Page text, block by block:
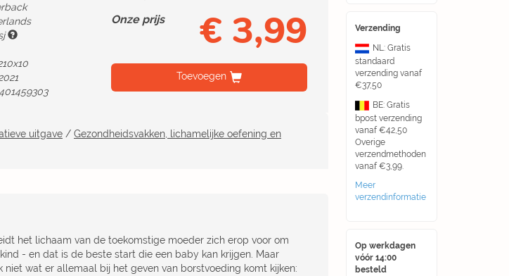
Verzending
NL: Gratis
standaard
verzending vanaf
€37,50
BE: Gratis
bpost verzending
vanaf €42,50
Overige
verzendmethoden
vanaf €3,99.
Meer
verzendinformatie
Op werkdagen
vóór 14:00
besteld
Onze prijs
€ 3,99
Toevoegen
uitgave / Gezondheidsvakken, lichamelijke oefening en
het lichaam van de toekomstige moeder zich erop voor om
- en dat is de beste start die een baby kan krijgen. Maar
niet wat er allemaal bij het geven van borstvoeding komt kijken: